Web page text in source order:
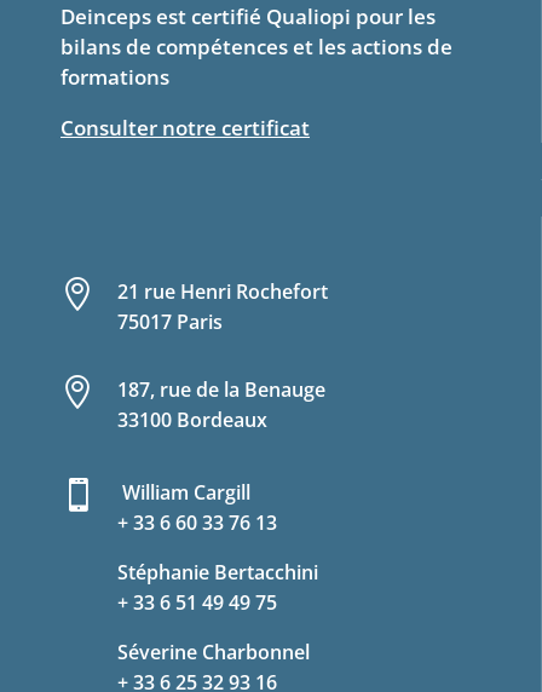
Deinceps est certifié Qualiopi pour les
bilans de compétences et les actions de
formations
Consulter notre certificat

21 rue Henri Rochefort
75017 Paris

187, rue de la Benauge
33100 Bordeaux

William Cargill
+ 33 6 60 33 76 13
Stéphanie Bertacchini
+ 33 6 51 49 49 75
Séverine Charbonnel
+ 33 6 25 32 93 16